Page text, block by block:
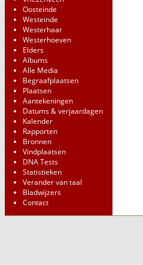
Oosteinde
Westeinde
Westerhaar
Westerhoeven
Elders
Albums
Alle Media
Begraafplaatsen
Plaatsen
Aantekeningen
Datums & verjaardagen
Kalender
Rapporten
Bronnen
Vindplaatsen
DNA Tests
Statistieken
Verander van taal
Bladwijzers
Contact